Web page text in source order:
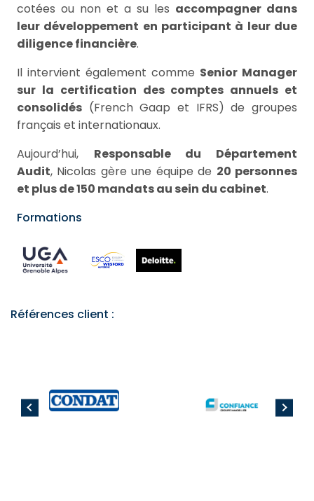
cotées ou non et a su les accompagner dans
leur développement en participant à leur due
diligence financière.
Il intervient également comme Senior Manager
sur la certification des comptes annuels et
consolidés (French Gaap et IFRS) de groupes
français et internationaux.
Aujourd’hui, Responsable du Département
Audit, Nicolas gère une équipe de 20 personnes
et plus de 150 mandats au sein du cabinet.
Formations
Références client :